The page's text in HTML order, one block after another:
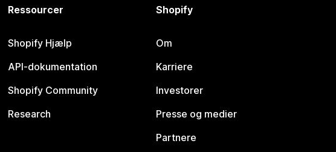
Ressourcer
Shopify Hjælp
API-dokumentation
Shopify Community
Research
Shopify
Om
Karriere
Investorer
Presse og medier
Partnere